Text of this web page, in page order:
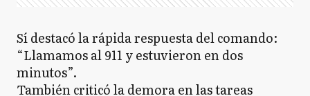
Sí destacó la rápida respuesta del comando:
“Llamamos al 911 y estuvieron en dos
minutos”.
También criticó la demora en las tareas